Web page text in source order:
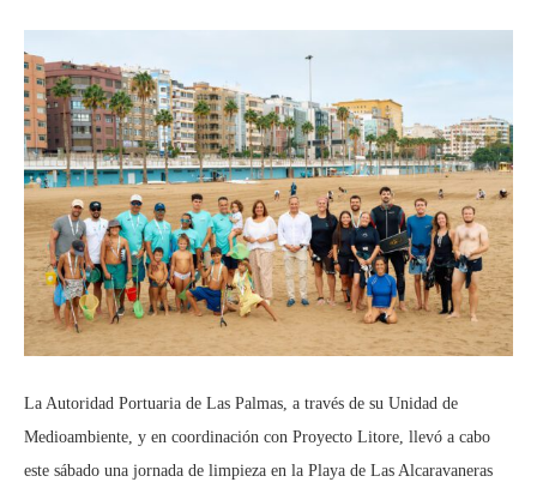
La Autoridad Portuaria de Las Palmas, a través de su Unidad de
Medioambiente, y en coordinación con Proyecto Litore, llevó a cabo
este sábado una jornada de limpieza en la Playa de Las Alcaravaneras